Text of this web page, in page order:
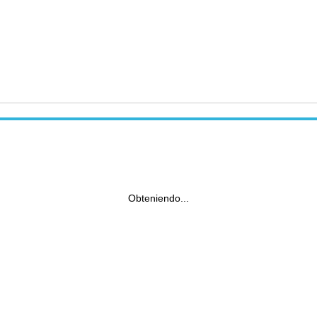
Obteniendo...